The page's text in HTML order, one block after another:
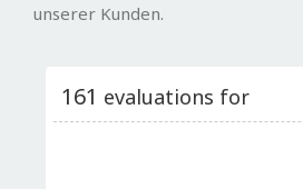
unserer Kunden.
161 evaluations for